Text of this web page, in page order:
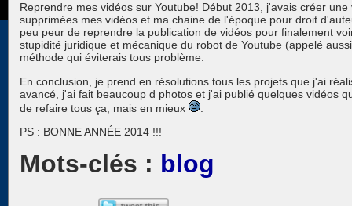
Reprendre mes vidéos sur Youtube! Début 2013, j'avais créer
supprimées mes vidéos et ma chaine de l'époque pour droit
peu peur de reprendre la publication de vidéos pour finalement
stupidité juridique et mécanique du robot de Youtube (appelé
méthode qui éviterais tous problème.
En conclusion, je prend en résolutions tous les projets que j'ai
avancé, j'ai fait beaucoup d photos et j'ai publié quelques vidéos
de refaire tous ça, mais en mieux
PS : BONNE ANNÉE 2014 !!!
blog